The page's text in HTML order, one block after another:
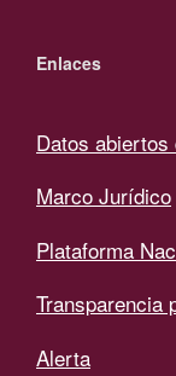
Enlaces
Datos abiertos
Marco Jurídico
Plataforma
Transparencia
Alerta